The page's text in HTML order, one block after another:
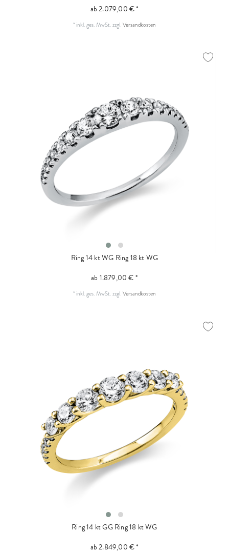
ab 2.079,00 € *
* inkl. ges. MwSt.zzgl.Versandkosten
Ring 14 kt WG Ring 18 kt WG
ab 1.879,00 € *
* inkl. ges. MwSt.zzgl.Versandkosten
Ring 14 kt GGRing 18 kt WG
ab 2.849,00 € *